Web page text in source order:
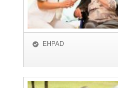
EHPAD